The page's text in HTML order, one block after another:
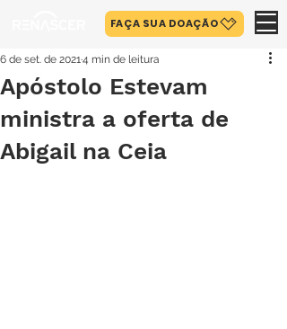
FAÇA SUA DOAÇÃO
Apóstolo Estevam
ministra a oferta de
Abigail na Ceia
6 de set. de 20214 min de leitura